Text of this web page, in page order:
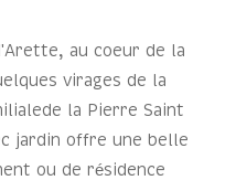
au coeur de la
virages de la
la Pierre Saint
jardin offre une belle
ou de résidence